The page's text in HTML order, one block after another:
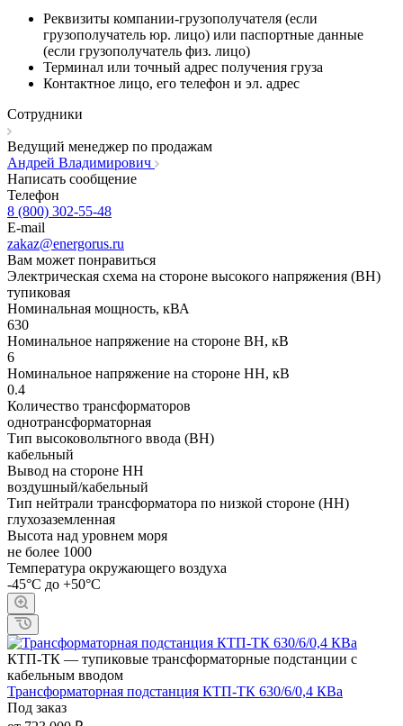
Реквизиты компании-грузополучателя (если
грузополучатель юр. лицо) или паспортные данные
(если грузополучатель физ. лицо)
Терминал или точный адрес получения груза
Контактное лицо, его телефон и эл. адрес
Сотрудники
Ведущий менеджер по продажам
Андрей Владимирович
Написать сообщение
Телефон
8 (800) 302-55-48
E-mail
zakaz@energorus.ru
Вам может понравиться
Электрическая схема на стороне высокого напряжения (ВН)
тупиковая
Номинальная мощность, кВА
630
Номинальное напряжение на стороне ВН, кВ
6
Номинальное напряжение на стороне НН, кВ
0.4
Количество трансформаторов
однотрансформаторная
Тип высоковольтного ввода (ВН)
кабельный
Вывод на стороне НН
воздушный/кабельный
Тип нейтрали трансформатора по низкой стороне (НН)
глухозаземленная
Высота над уровнем моря
не более 1000
Температура окружающего воздуха
-45°С до +50°С
КТП-ТК — тупиковые трансформаторные подстанции с
кабельным вводом
Трансформаторная подстанция КТП-ТК 630/6/0,4 КВа
Под заказ